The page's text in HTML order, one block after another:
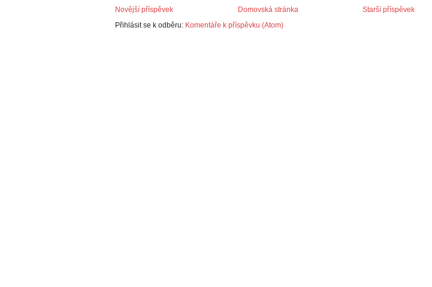
Novější příspěvek
Starší příspěvek
Domovská stránka
Přihlásit se k odběru: Komentáře k příspěvku (Atom)